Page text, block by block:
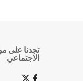
تجدنا على
الاجتماعي